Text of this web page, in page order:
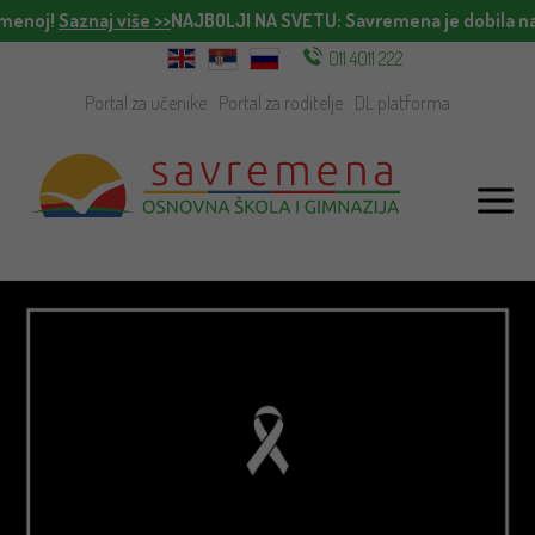
Saznaj više >>NAJBOLJI NA SVETU: Savremena je dobila
011 4011 222
Portal za učenike Portal za roditelje DL platforma